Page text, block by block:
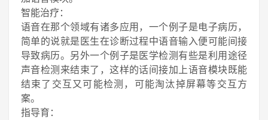
智能治疗：
语音在那个领域有诸多应用，一个例子是电子病历，
简单的说就是医生在诊断过程中语音输入便可能间接
导致病历。另外一个例子是医学检测有些是利用途径
声音检测来结束了，这样的话间接加上语音模块既能
结束了交互又可能检测，可能淘汰掉屏幕等交互方
案。
指导育：